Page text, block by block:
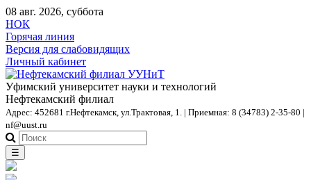
08 авг. 2026, суббота
НОК
Горячая линия
Версия для слабовидящих
Личный кабинет
Уфимский университет науки и технологий
Нефтекамский филиал
Адрес: 452681 г.Нефтекамск, ул.Трактовая, 1. | Приемная: 8 (34783) 2-35-80 |
nf@uust.ru
☰